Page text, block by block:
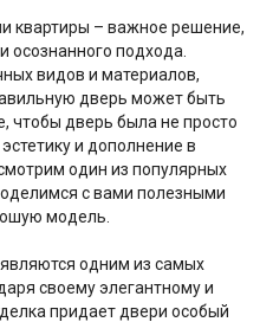
квартиры – важное решение,
осознанного подхода.
видов и материалов,
дверь может быть
чтобы дверь была не просто
и дополнение в
один из популярных
с вами полезными
модель.
являются одним из самых
своему элегантному и
придает двери особый